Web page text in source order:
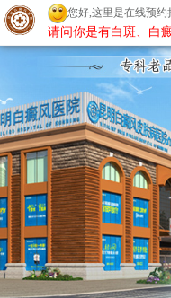
昆
您好,这里是在线预约
请问你是有白斑、白